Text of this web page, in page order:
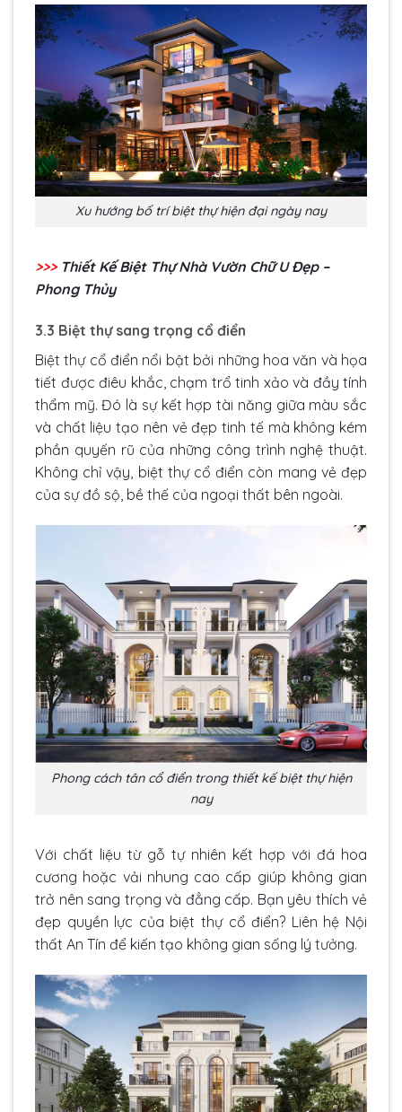
Xu hướng bố trí biệt thự hiện đại ngày nay
>>> Thiết Kế Biệt Thự Nhà Vườn Chữ U Đẹp –
Phong Thủy
3.3 Biệt thự sang trọng cổ điển
Biệt thự cổ điển nổi bật bởi những hoa văn và họa
tiết được điêu khắc, chạm trổ tinh xảo và đầy tính
thẩm mỹ. Đó là sự kết hợp tài năng giữa màu sắc
và chất liệu tạo nên vẻ đẹp tinh tế mà không kém
phần quyến rũ của những công trình nghệ thuật.
Không chỉ vậy, biệt thự cổ điển còn mang vẻ đẹp
của sự đồ sộ, bề thế của ngoại thất bên ngoài.
Phong cách tân cổ điển trong thiết kế biệt thự hiện
nay
Với chất liệu từ gỗ tự nhiên kết hợp với đá hoa
cương hoặc vải nhung cao cấp giúp không gian
trở nên sang trọng và đẳng cấp. Bạn yêu thích vẻ
đẹp quyền lực của biệt thự cổ điển? Liên hệ Nội
thất An Tín để kiến tạo không gian sống lý tưởng.